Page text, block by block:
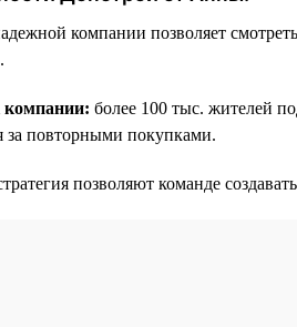
компании позволяет
компании: более 100 тыс. жителей
за повторными покупками.
позволяют команде